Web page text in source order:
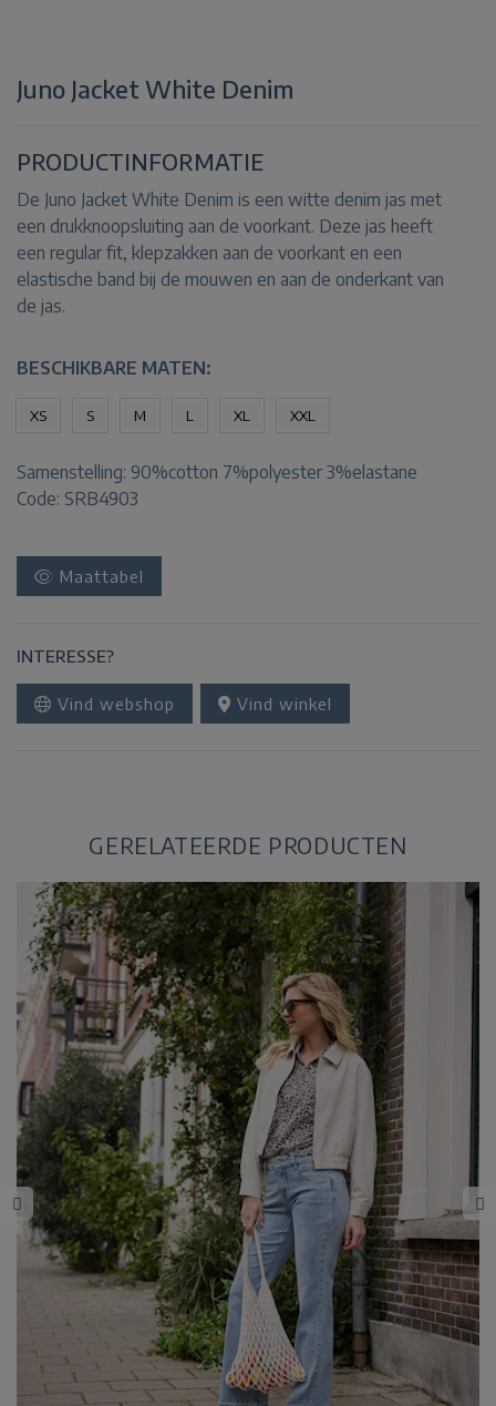
Juno Jacket White Denim
PRODUCTINFORMATIE
De Juno Jacket White Denim is een witte denim jas met
een drukknoopsluiting aan de voorkant. Deze jas heeft
een regular fit, klepzakken aan de voorkant en een
elastische band bij de mouwen en aan de onderkant van
de jas.
BESCHIKBARE MATEN:
XS S M L XL XXL
Samenstelling: 90%cotton 7%polyester 3%elastane
Code: SRB4903
Maattabel
INTERESSE?
Vind webshop Vind winkel
GERELATEERDE PRODUCTEN